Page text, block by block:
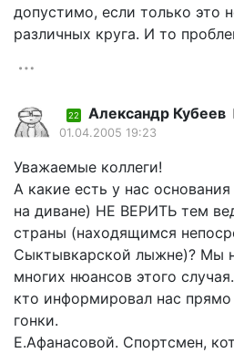
допустимо, если только это
различных круга. И то
22 Александр Кубеев
01.04.2005 19:23
Уважаемые коллеги!
А какие есть у нас
на диване) НЕ ВЕРИТЬ тем
страны (находящимся
Сыктывкарской лыжне)? Мы
многих нюансов этого
кто информировал нас
гонки.
Е.Афанасовой. Спортсмен,